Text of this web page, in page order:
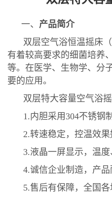
一、 产品简介
双层空气浴恒温摇床
有着较高要求的细菌培养
等。在医学、生物学、分
要的应用。
双层特大容量空气浴
1.内胆采用 304不锈钢
2.转速稳定，控温效
3.液晶一屏显示，温
4.诚信企业制造，产
5.售后有保障，全国